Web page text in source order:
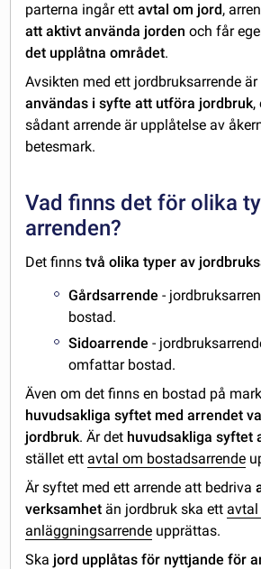
parterna ingår ettavtal om jord,
att aktivt använda jordenoch får
det upplåtna området.
Avsikten med ett jordbruksarrende
användas i syfte att utföra jordbruk,
sådant arrende är upplåtelse av
betesmark.
Vad finns det för olika
arrenden?
Det finns två olika typer av
Gårdsarrende -
bostad.
Sidoarrende -
omfattar bostad.
Även om det finns en bostad på
huvudsakliga syftet med arrendet
jordbruk. Är det huvudsakliga syftet
stället ett avtal om bostadsarrende
Är syftet med ett arrende att bedriva
verksamhet än jordbruk ska ett avtal
anläggningsarrende upprättas.
Ska jord upplåtas för nyttjande för